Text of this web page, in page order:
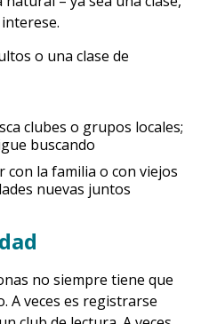
o una clase de
clubes o grupos locales;
buscando
con la familia o con viejos
nuevas juntos
no siempre tiene que
A veces es registrarse